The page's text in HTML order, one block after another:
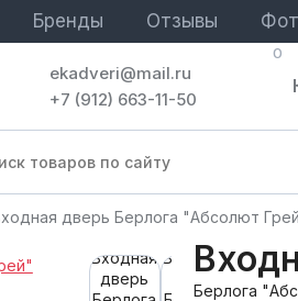
Бренды Отзывы
ekadveri@mail.ru
+7 (912) 663-11-50
0
дверь Берлога "Абсолют
Берлога